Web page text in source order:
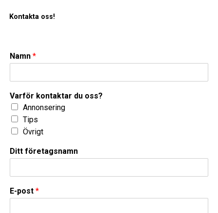
Kontakta oss!
Namn *
Varför kontaktar du oss?
Annonsering
Tips
Övrigt
Ditt företagsnamn
E-post *